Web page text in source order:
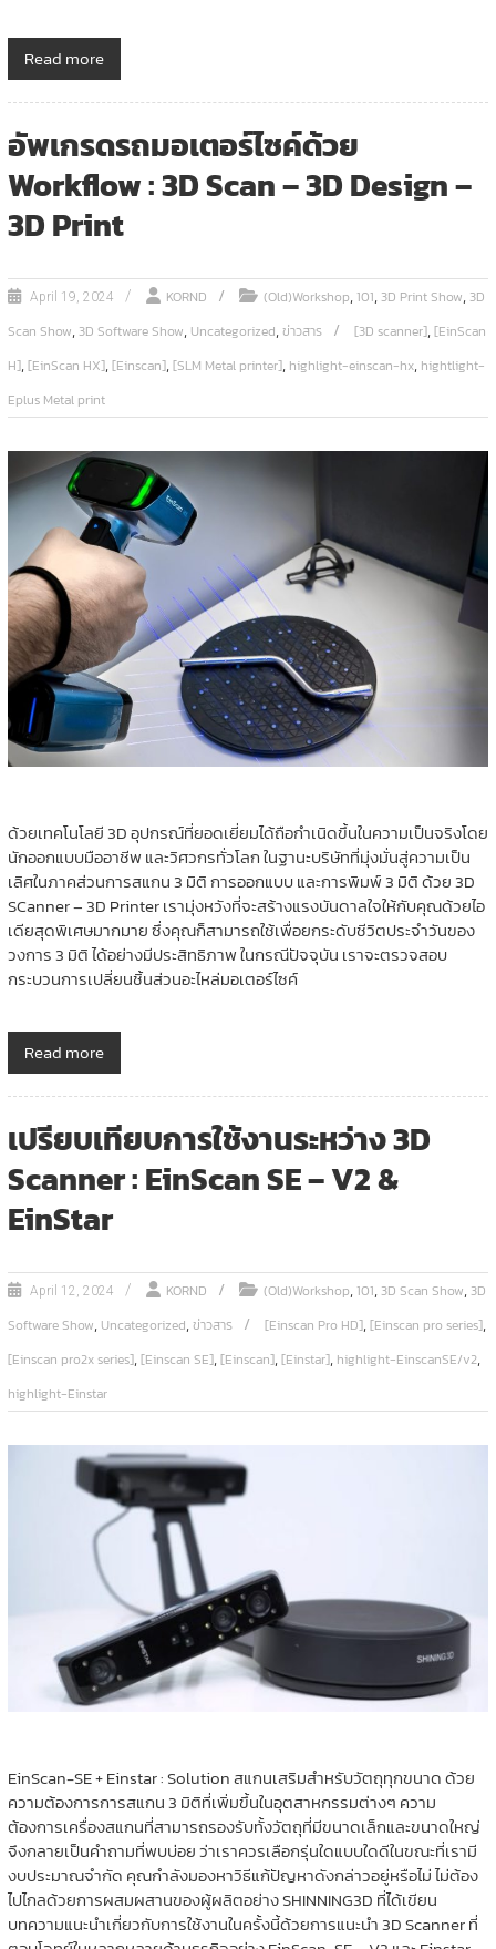
Read more
อัพเกรดรถมอเตอร์ไซค์ด้วย
Workflow : 3D Scan – 3D Design –
3D Print
April 19, 2024 KORND (Old)Workshop,101,3D Print Show,3D
Scan Show,3D Software Show, Uncategorized,ข่าวสาร [3D scanner],[EinScan
H],[EinScan HX],[Einscan],[SLM Metal printer], highlight-einscan-hx, hightlight-
Eplus Metal print
ด้วยเทคโนโลยี 3D อุปกรณ์ที่ยอดเยี่ยมได้ถือกำเนิดขึ้นในความเป็นจริงโดย
นักออกแบบมืออาชีพ และวิศวกรทั่วโลก ในฐานะบริษัทที่มุ่งมั่นสู่ความเป็น
เลิศในภาคส่วนการสแกน 3 มิติ การออกแบบ และการพิมพ์ 3 มิติ ด้วย 3D
SCanner – 3D Printer เรามุ่งหวังที่จะสร้างแรงบันดาลใจให้กับคุณด้วยไอ
เดียสุดพิเศษมากมาย ซึ่งคุณก็สามารถใช้เพื่อยกระดับชีวิตประจำวันของ
วงการ 3 มิติ ได้อย่างมีประสิทธิภาพ ในกรณีปัจจุบัน เราจะตรวจสอบ
กระบวนการเปลี่ยนชิ้นส่วนอะไหล่มอเตอร์ไซค์
Read more
เปรียบเทียบการใช้งานระหว่าง 3D
Scanner : EinScan SE – V2 &
EinStar
April 12, 2024 KORND (Old)Workshop,101,3D Scan Show,3D
Software Show, Uncategorized,ข่าวสาร [Einscan Pro HD],[Einscan pro series],
[Einscan pro2x series],[Einscan SE],[Einscan],[Einstar], highlight-EinscanSE/v2,
highlight-Einstar
EinScan-SE + Einstar : Solution สแกนเสริมสำหรับวัตถุทุกขนาด ด้วย
ความต้องการการสแกน 3 มิติที่เพิ่มขึ้นในอุตสาหกรรมต่างๆ ความ
ต้องการเครื่องสแกนที่สามารถรองรับทั้งวัตถุที่มีขนาดเล็กและขนาดใหญ่
จึงกลายเป็นคำถามที่พบบ่อย ว่าเราควรเลือกรุ่นใดแบบใดดีในขณะที่เรามี
งบประมาณจำกัด คุณกำลังมองหาวิธีแก้ปัญหาดังกล่าวอยู่หรือไม่ ไม่ต้อง
ไปไกลด้วยการผสมผสานของผู้ผลิตอย่าง SHINNING3D ที่ได้เขียน
บทความแนะนำเกี่ยวกับการใช้งานในครั้งนี้ด้วยการแนะนำ 3D Scanner ที่